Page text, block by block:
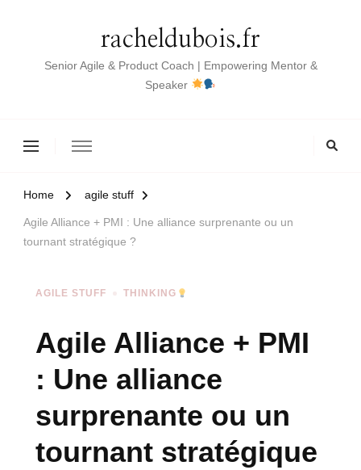
racheldubois.fr
Senior Agile & Product Coach | Empowering Mentor &
Speaker
Home agile stuff
Agile Alliance + PMI : Une alliance surprenante ou un
tournant stratégique ?
AGILE STUFF THINKING
Agile Alliance + PMI
: Une alliance
surprenante ou un
tournant stratégique